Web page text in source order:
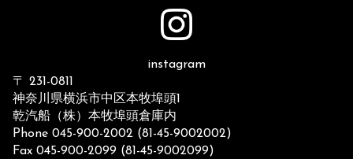
instagram
〒 231-0811
神奈川県横浜市中区本牧埠頭1
乾汽船（株）本牧埠頭倉庫内
Phone 045-900-2002 (81-45-9002002)
Fax 045-900-2099 (81-45-9002099)